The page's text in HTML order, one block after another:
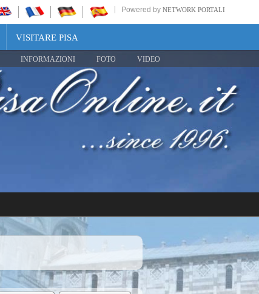
Powered by NETWORK PORTALI
VISITARE PISA
INFORMAZIONI FOTO VIDEO
Share
Pisa
Italy